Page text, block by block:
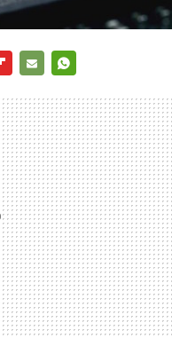
MAIL